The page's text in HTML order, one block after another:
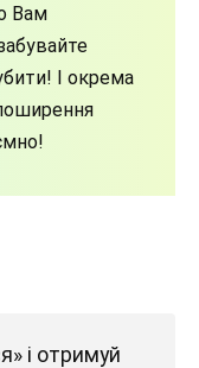
Вам
І окрема
і отримуй